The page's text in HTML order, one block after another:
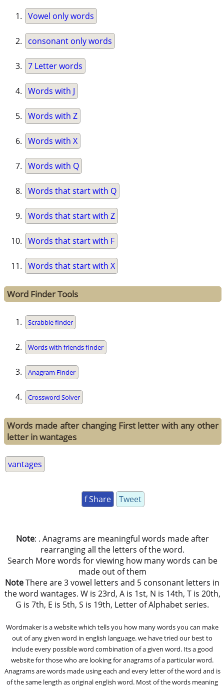
Vowel only words
consonant only words
7 Letter words
Words with J
Words with Z
Words with X
Words with Q
Words that start with Q
Words that start with Z
Words that start with F
Words that start with X
Word Finder Tools
Scrabble finder
Words with friends finder
Anagram Finder
Crossword Solver
Words made after changing First letter with any other
letter in wantages
vantages
f Share Tweet
Note: . Anagrams are meaningful words made after
rearranging all the letters of the word.
Search More words for viewing how many words can be
made out of them
NoteThere are 3 vowel letters and 5 consonant letters in
the word wantages. W is 23rd, A is 1st, N is 14th, T is 20th,
G is 7th, E is 5th, S is 19th, Letter of Alphabet series.
Wordmaker is a website which tells you how many words you can make
out of any given word in english language. we have tried our best to
include every possible word combination of a given word. Its a good
website for those who are looking for anagrams of a particular word.
Anagrams are words made using each and every letter of the word and is
of the same length as original english word. Most of the words meaning